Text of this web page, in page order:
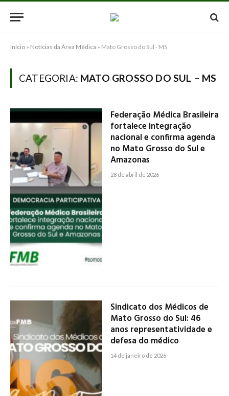
Início » Notícias da Área Médica » Mato Grosso do Sul - MS
CATEGORIA: MATO GROSSO DO SUL – MS
Federação Médica Brasileira
fortalece integração
nacional e confirma agenda
no Mato Grosso do Sul e
Amazonas
28 de abril de 2026
Sindicato dos Médicos de
Mato Grosso do Sul: 46
anos representatividade e
defesa do médico
14 de janeiro de 2026